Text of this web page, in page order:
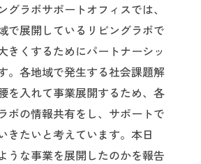
グラボサポートオフィスでは、
で展開しているリビングラボで
きくするためにパートナーシッ
。各地域で発生する社会課題解
を入れて事業展開するため、各
ボの情報共有をし、サポートで
きたいと考えています。本日
うな事業を展開したのかを報告